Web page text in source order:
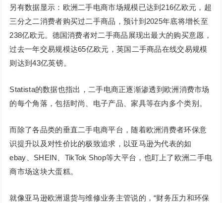
另有数据显示：欧洲二手电商市场规模已达到216亿欧元，超
三分之二消费者购买过二手商品，预计到2025年底将增长至
238亿欧元。德国消费者对二手商品展现出最大的购买意愿，
过去一年交易规模达65亿欧元，英国二手商品在线交易规模
则达到43亿英镑。
Statista的数据也指出，二手电商正逐渐渗透到欧洲消费市场
的每个角落，包括时尚、电子产品、家具等在内多个类别。
而除了各品类的垂直二手电商平台，随着欧洲消费者环保意
识提升以及对性价比的极致追求，以亚马逊为代表的如
ebay、SHEIN、TikTok Shop等大平台，也盯上了欧洲二手电
商市场这块大蛋糕。
就像亚马逊欧洲退货与维修业务主管说的，“财务压力和环保